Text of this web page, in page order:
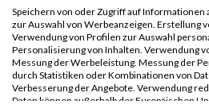
Speichern von oder Zugriff auf
zur Auswahl von Werbeanzeigen. Erstellung
Verwendung von Profilen zur Auswahl
Personalisierung von Inhalten. Verwendung
Messung der Werbeleistung. Messung der
durch Statistiken oder Kombinationen von
Verbesserung der Angebote. Verwendung
Daten können außerhalb der Europäischen